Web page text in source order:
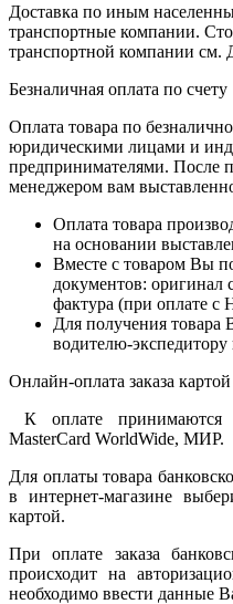
Доставка по иным
транспортные компании.
транспортной компании см.
Безналичная оплата по счету
Оплата товара по
юридическими лицами и
предпринимателями. После
менеджером вам
Оплата товара
на основании
Вместе с товаром Вы
документов: оригинал
фактура (при оплате с
Для получения товара
водителю-экспедитору
Онлайн-оплата заказа
К оплате
MasterCard WorldWide, МИР.
Для оплаты товара
в интернет-магазине
картой.
При оплате заказа
происходит на
необходимо ввести данные